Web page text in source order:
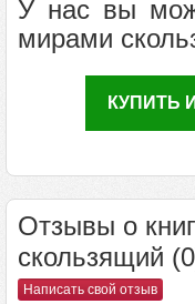
У нас вы
мирами
КУПИТЬ
Отзывы о
скользящий
Написать свой отзыв